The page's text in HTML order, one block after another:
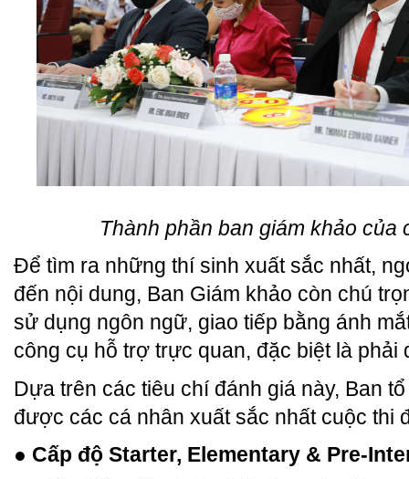
Thành phần ban giám khảo của
Để tìm ra những thí sinh xuất sắc nhất,
đến nội dung, Ban Giám khảo còn chú
sử dụng ngôn ngữ, giao tiếp bằng ánh
công cụ hỗ trợ trực quan, đặc biệt là phải
Dựa trên các tiêu chí đánh giá này, Ban
được các cá nhân xuất sắc nhất cuộc thi
● Cấp độ Starter, Elementary & Pre-